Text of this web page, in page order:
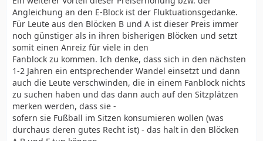
Angleichung an den E-Block ist der Fluktuationsgedanke.
Für Leute aus den Blöcken B und A ist dieser Preis immer
noch günstiger als in ihren bisherigen Blöcken und setzt
somit einen Anreiz für viele in den
Fanblock zu kommen. Ich denke, dass sich in den nächsten
1-2 Jahren ein entsprechender Wandel einsetzt und dann
auch die Leute verschwinden, die in einem Fanblock nichts
zu suchen haben und das dann auch auf den Sitzplätzen
merken werden, dass sie -
sofern sie Fußball im Sitzen konsumieren wollen (was
durchaus deren gutes Recht ist) - das halt in den Blöcken